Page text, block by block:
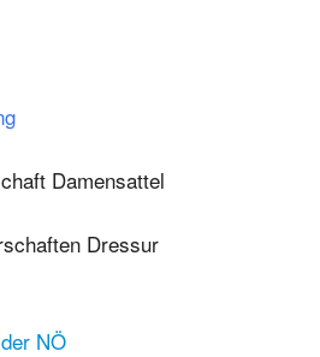
Damensattel
Dressur
NÖ